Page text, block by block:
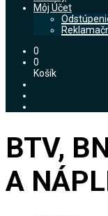
Môj Účet
0
0
Košík
BTV,
A